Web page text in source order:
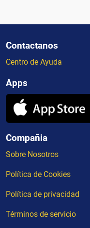
Contactanos
Centro de Ayuda
Apps
Compañia
Sobre Nosotros
Política de Cookies
Política de privacidad
Términos de servicio